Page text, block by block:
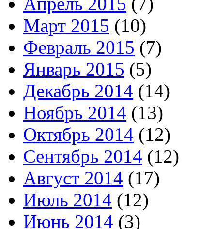
Март 2015 (10)
Февраль 2015 (7)
Январь 2015 (5)
Декабрь 2014 (14)
Ноябрь 2014 (13)
Октябрь 2014 (12)
Сентябрь 2014 (12)
Август 2014 (17)
Июль 2014 (12)
Июнь 2014 (3)